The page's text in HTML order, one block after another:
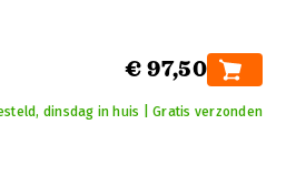
€ 97,50
dinsdag in huis | Gratis verzonden